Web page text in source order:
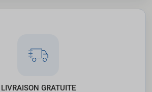
LIVRAISON GRATUITE